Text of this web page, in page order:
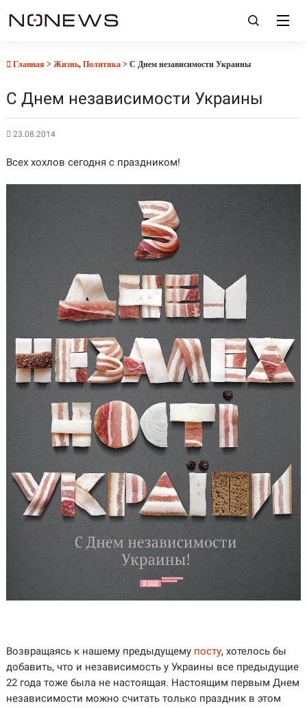
Главная > Жизнь, Политика> С Днем независимости Украины
С Днем независимости Украины
23.08.2014
Всех хохлов сегодня с праздником!
Возвращаясь к нашему предыдущему посту, хотелось бы
добавить, что и независимость у Украины все предыдущие
22 года тоже была не настоящая. Настоящим первым Днем
независимости можно считать только праздник в этом